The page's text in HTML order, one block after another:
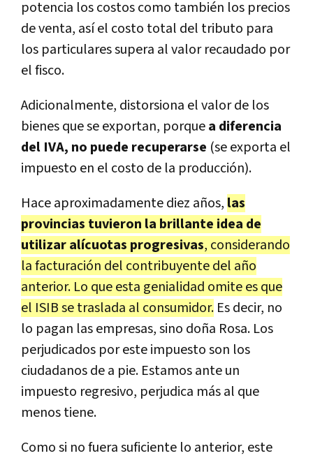
potencia los costos como también los precios
de venta, así el costo total del tributo para
los particulares supera al valor recaudado por
el fisco.
Adicionalmente, distorsiona el valor de los
bienes que se exportan, porquea diferencia
del IVA, no puede recuperarse (se exporta el
impuesto en el costo de la producción).
Hace aproximadamente diez años, las
provincias tuvieron la brillante idea de
utilizar alícuotas progresivas, considerando
la facturación del contribuyente del año
anterior. Lo que esta genialidad omite es que
el ISIB se traslada al consumidor. Es decir, no
lo pagan las empresas, sino doña Rosa. Los
perjudicados por este impuesto son los
ciudadanos de a pie. Estamos ante un
impuesto regresivo, perjudica más al que
menos tiene.
Como si no fuera suficiente lo anterior, este